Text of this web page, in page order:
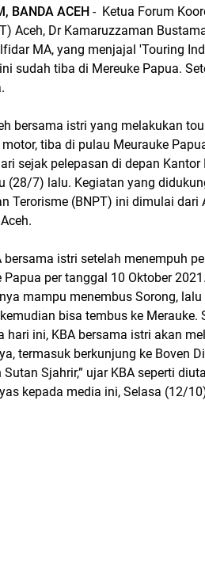
BANDA ACEH - Ketua Forum
Aceh, Dr Kamaruzzaman
MA, yang menjajal 'Touring
sudah tiba di Mereuke Papua.
bersama istri yang melakukan
tiba di pulau Meurauke
sejak pelepasan di depan
(28/7) lalu. Kegiatan yang
Terorisme (BNPT) ini dimulai dari
bersama istri setelah menempuh
Papua per tanggal 10 Oktober
mampu menembus Sorong,
bisa tembus ke Merauke.
hari ini, KBA bersama istri akan
termasuk berkunjung ke Boven
Sjahrir,” ujar KBA seperti
kepada media ini, Selasa (12/